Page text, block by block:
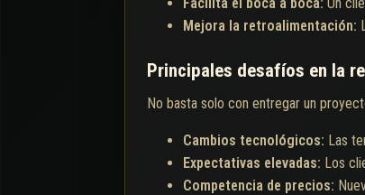
Mejora la retroalimentación:
Principales desafíos en la
No basta solo con entregar un
Cambios tecnológicos: Las
Expectativas elevadas: Los
Competencia de precios: